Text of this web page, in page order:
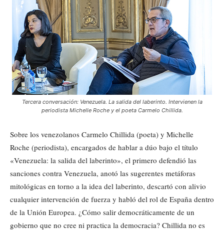
Tercera conversación: Venezuela. La salida del laberinto. Intervienen la
periodista Michelle Roche y el poeta Carmelo Chillida.
Sobre los venezolanos Carmelo Chillida (poeta) y Michelle
Roche (periodista), encargados de hablar a dúo bajo el título
«Venezuela: la salida del laberinto», el primero defendió las
sanciones contra Venezuela, anotó las sugerentes metáforas
mitológicas en torno a la idea del laberinto, descartó con alivio
cualquier intervención de fuerza y habló del rol de España dentro
de la Unión Europea. ¿Cómo salir democráticamente de un
gobierno que no cree ni practica la democracia? Chillida no es